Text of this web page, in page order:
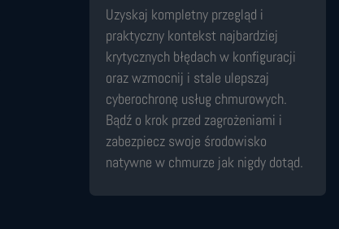
Uzyskaj kompletny przegląd i
praktyczny kontekst najbardziej
krytycznych błędach w konfiguracji
oraz wzmocnij i stale ulepszaj
cyberochronę usług chmurowych.
Bądź o krok przed zagrożeniami i
zabezpiecz swoje środowisko
natywne w chmurze jak nigdy dotąd.